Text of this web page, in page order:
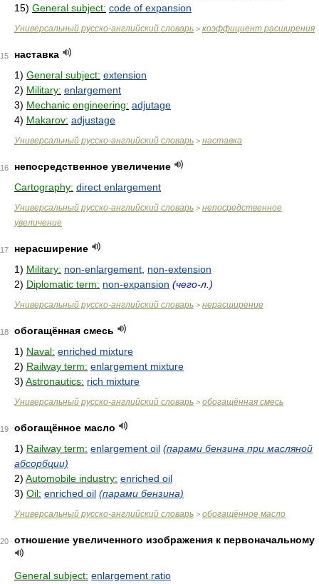
15) General subject: code of expansion
Универсальный русско-английский словарь > коэффициент расширения
наставка
1) General subject: extension
2) Military: enlargement
3) Mechanic engineering: adjutage
4) Makarov: adjustage
Универсальный русско-английский словарь > наставка
непосредственное увеличение
Cartography: direct enlargement
Универсальный русско-английский словарь > непосредственное
увеличение
нерасширение
1) Military: non-enlargement non-extension
2) Diplomatic term: non-expansion (чего-л.)
Универсальный русско-английский словарь > нерасширение
обогащённая смесь
1) Naval: enriched mixture
2) Railway term: enlargement mixture
3) Astronautics: rich mixture
Универсальный русско-английский словарь > обогащённая смесь
обогащённое масло
1) Railway term: enlargement oil (парами бензина при масляной
абсорбции)
2) Automobile industry: enriched oil
3) Oil: enriched oil (парами бензина)
Универсальный русско-английский словарь > обогащённое масло
отношение увеличенного изображения к первоначальному
General subject: enlargement ratio